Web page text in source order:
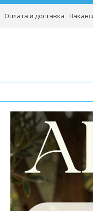
Оплата и доставка